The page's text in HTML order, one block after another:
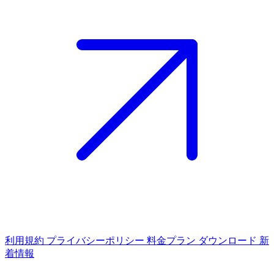
利用規約 プライバシーポリシー 料金プラン ダウンロード 新
着情報